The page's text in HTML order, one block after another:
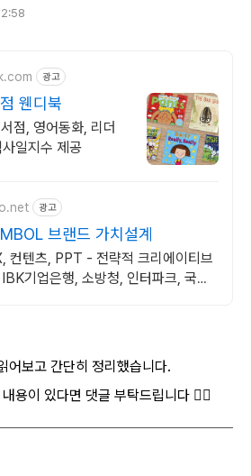
광고
웬디북
점, 영어동화, 리더
일지수 제공
광고
브랜드 가치설계
컨텐츠, PPT - 전략적 크리에이티브
기업은행, 소방청, 인터파크, 국립
어보고 간단히 정리했습니다.
용이 있다면 댓글 부탁드립니다 🙇‍♂️